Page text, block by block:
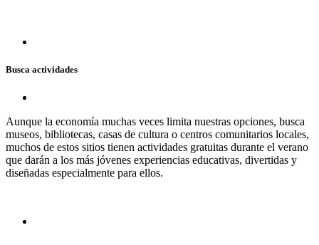
Busca actividades
Aunque la economía muchas veces limita nuestras opciones, busca
museos, bibliotecas, casas de cultura o centros comunitarios locales,
muchos de estos sitios tienen actividades gratuitas durante el verano
que darán a los más jóvenes experiencias educativas, divertidas y
diseñadas especialmente para ellos.